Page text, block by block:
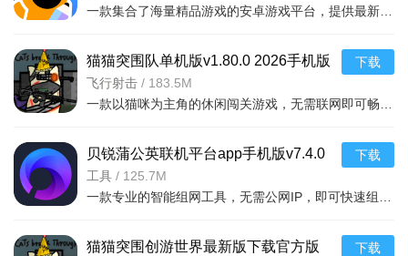
一款集合了海量精品游戏的安卓游戏平台，提供最新热门手游、单机游戏、休闲益智等各类
猫猫突围队单机版v1.80.0 2026手机版
飞行射击 / 183.5M
一款以猫咪为主角的休闲闯关游戏，无需联网即可畅玩。玩家将带领可爱的猫咪队伍，突破重
下载
贝锐蒲公英联机平台app手机版v7.4.0
2026手机版
工具 / 125.7M
一款专业的智能组网工具，无需公网IP，即可快速组建虚拟局域网，实现异地设备
下载
猫猫突围创游世界最新版下载官方版 下载